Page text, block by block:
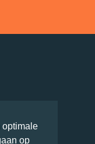
optimale
op
Cookies